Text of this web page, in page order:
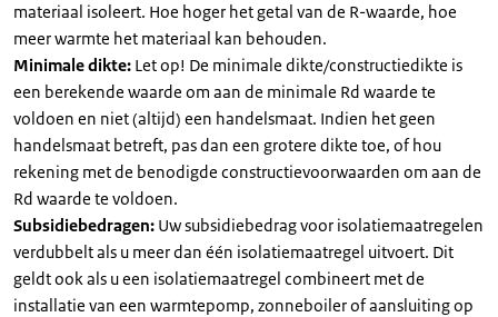
materiaal isoleert. Hoe hoger het getal van de R-waarde, hoe
meer warmte het materiaal kan behouden.
Minimale dikte: Let op! De minimale dikte/constructiedikte is
een berekende waarde om aan de minimale Rd waarde te
voldoen en niet (altijd) een handelsmaat. Indien het geen
handelsmaat betreft, pas dan een grotere dikte toe, of hou
rekening met de benodigde constructievoorwaarden om aan de
Rd waarde te voldoen.
Subsidiebedragen: Uw subsidiebedrag voor isolatiemaatregelen
verdubbelt als u meer dan één isolatiemaatregel uitvoert. Dit
geldt ook als u een isolatiemaatregel combineert met de
installatie van een warmtepomp, zonneboiler of aansluiting op